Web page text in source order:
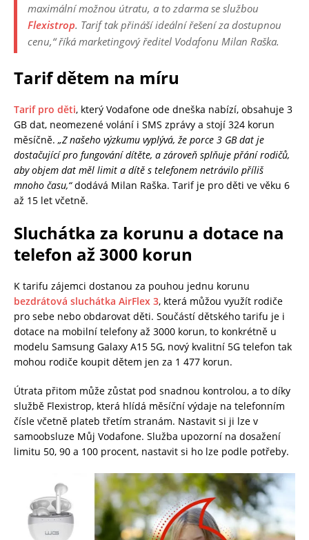
maximální možnou útratu, a to zdarma se službou
Flexistrop. Tarif tak přináší ideální řešení za dostupnou
cenu,“říká marketingový ředitel Vodafonu Milan Raška.
Tarif dětem na míru
Tarif pro děti, který Vodafone ode dneška nabízí, obsahuje 3
GB dat, neomezené volání i SMS zprávy a stojí 324 korun
měsíčně. „Z našeho výzkumu vyplývá, že porce 3 GB dat je
dostačující pro fungování dítěte, a zároveň splňuje přání rodičů,
aby objem dat měl limit a dítě s telefonem netrávilo příliš
mnoho času,“dodává Milan Raška. Tarif je pro děti ve věku 6
až 15 let včetně.
Sluchátka za korunu a dotace na
telefon až 3000 korun
K tarifu zájemci dostanou za pouhou jednu korunu
bezdrátová sluchátka AirFlex 3, která můžou využít rodiče
pro sebe nebo obdarovat děti. Součástí dětského tarifu je i
dotace na mobilní telefony až 3000 korun, to konkrétně u
modelu Samsung Galaxy A15 5G, nový kvalitní 5G telefon tak
mohou rodiče koupit dětem jen za 1 477 korun.
Útrata přitom může zůstat pod snadnou kontrolou, a to díky
službě Flexistrop, která hlídá měsíční výdaje na telefonním
čísle včetně plateb třetím stranám. Nastavit si ji lze v
samoobsluze Můj Vodafone. Služba upozorní na dosažení
limitu 50, 90 a 100 procent, nastavit si ho lze podle potřeby.